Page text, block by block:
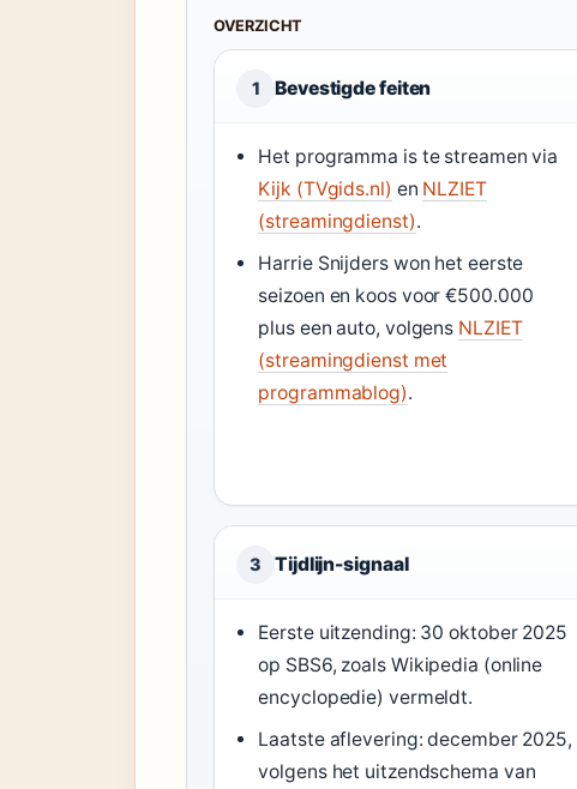
OVERZICHT
1 Bevestigde feiten
Het programma is te streamen via
Kijk (TVgids.nl) en NLZIET
(streamingdienst).
Harrie Snijders won het eerste
seizoen en koos voor €500.000
plus een auto, volgens NLZIET
(streamingdienst met
programmablog).
3 Tijdlijn-signaal
Eerste uitzending: 30 oktober 2025
op SBS6, zoals Wikipedia (online
encyclopedie) vermeldt.
Laatste aflevering: december 2025,
volgens het uitzendschema van